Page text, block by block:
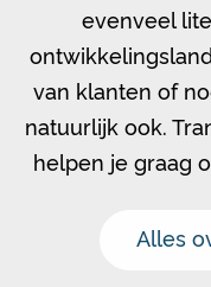
evenveel
van klanten of
natuurlijk ook.
helpen je graag
Alles